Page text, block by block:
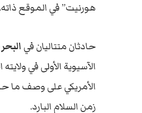
هورنيت” في الموقع ذاته.
حادثان متتاليان في
الآسيوية الأولى في
الأمريكي على وصف ما
زمن السلام البارد.